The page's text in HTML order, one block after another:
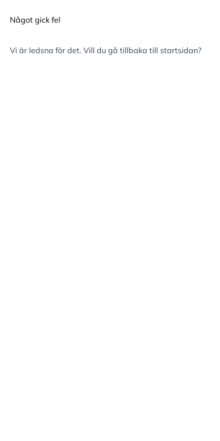
Något gick fel
Vi är ledsna för det. Vill du gå tillbaka till startsidan?